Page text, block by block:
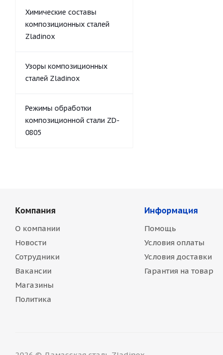
Химические составы
композиционных сталей
Zladinox
Узоры композиционных
сталей Zladinox
Режимы обработки
композиционной стали ZD-
0805
Компания
О компании
Новости
Сотрудники
Вакансии
Магазины
Политика
Информация
Помощь
Условия оплаты
Условия доставки
Гарантия на товар